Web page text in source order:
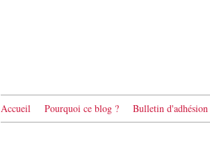
Accueil Pourquoi ce blog ? Bulletin